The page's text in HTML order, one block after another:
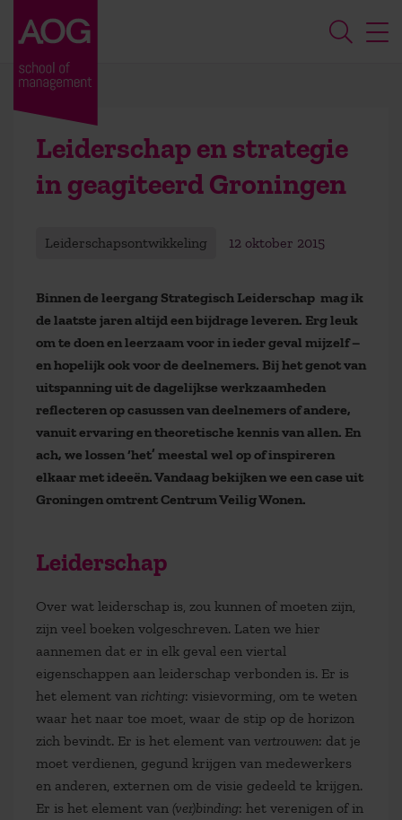
Leiderschap en strategie
in geagiteerd Groningen
Leiderschapsontwikkeling 12 oktober 2015
Binnen de leergang Strategisch Leiderschap mag ik
de laatste jaren altijd een bijdrage leveren. Erg leuk
om te doen en leerzaam voor in ieder geval mijzelf –
en hopelijk ook voor de deelnemers. Bij het genot van
uitspanning uit de dagelijkse werkzaamheden
reflecteren op casussen van deelnemers of andere,
vanuit ervaring en theoretische kennis van allen. En
ach, we lossen ‘het’ meestal wel op of inspireren
elkaar met ideeën. Vandaag bekijken we een case uit
Groningen omtrent Centrum Veilig Wonen.
Leiderschap
Over wat leiderschap is, zou kunnen of moeten zijn,
zijn veel boeken volgeschreven. Laten we hier
aannemen dat er in elk geval een viertal
eigenschappen aan leiderschap verbonden is. Er is
het element van richting: visievorming, om te weten
waar het naar toe moet, waar de stip op de horizon
zich bevindt. Er is het element van vertrouwen: dat je
moet verdienen, gegund krijgen van medewerkers
en anderen, externen om de visie gedeeld te krijgen.
Er is het element van (ver)binding: het verenigen of in